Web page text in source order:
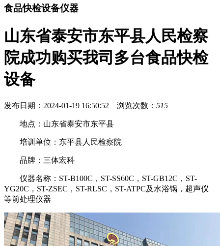
食品快检设备仪器
山东省泰安市东平县人民检察
院成功购买我司多台食品快检
设备
发布日期：2024-01-19 16:50:52 浏览次数： 515
地点：山东省泰安市东平县
培训单位：东平县人民检察院
品牌：三体宏科
仪器名称：ST-B100C，ST-SS60C，ST-GB12C，ST-
YG20C，ST-ZSEC，ST-RLSC，ST-ATPC及水浴锅，超声仪
等前处理仪器